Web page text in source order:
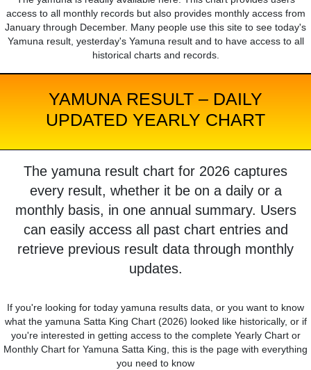
access to all monthly records but also provides monthly access from
January through December. Many people use this site to see today's
Yamuna result, yesterday's Yamuna result and to have access to all
historical charts and records.
YAMUNA RESULT – DAILY
UPDATED YEARLY CHART
The yamuna result chart for 2026 captures
every result, whether it be on a daily or a
monthly basis, in one annual summary. Users
can easily access all past chart entries and
retrieve previous result data through monthly
updates.
If you're looking for today yamuna results data, or you want to know
what the yamuna Satta King Chart (2026) looked like historically, or if
you're interested in getting access to the complete Yearly Chart or
Monthly Chart for Yamuna Satta King, this is the page with everything
you need to know